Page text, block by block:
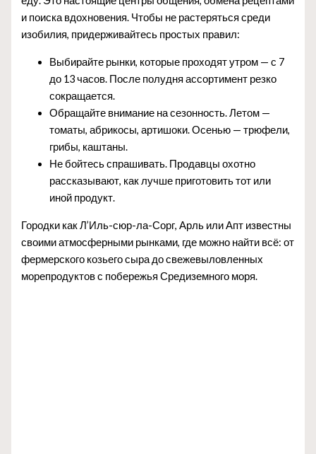
и поиска вдохновения. Чтобы не растеряться среди
изобилия, придерживайтесь простых правил:
Выбирайте рынки, которые проходят утром — с 7
до 13 часов. После полудня ассортимент резко
сокращается.
Обращайте внимание на сезонность. Летом —
томаты, абрикосы, артишоки. Осенью — трюфели,
грибы, каштаны.
Не бойтесь спрашивать. Продавцы охотно
рассказывают, как лучше приготовить тот или
иной продукт.
Городки как Л’Иль-сюр-ла-Сорг, Арль или Апт известны
своими атмосферными рынками, где можно найти всё: от
фермерского козьего сыра до свежевыловленных
морепродуктов с побережья Средиземного моря.